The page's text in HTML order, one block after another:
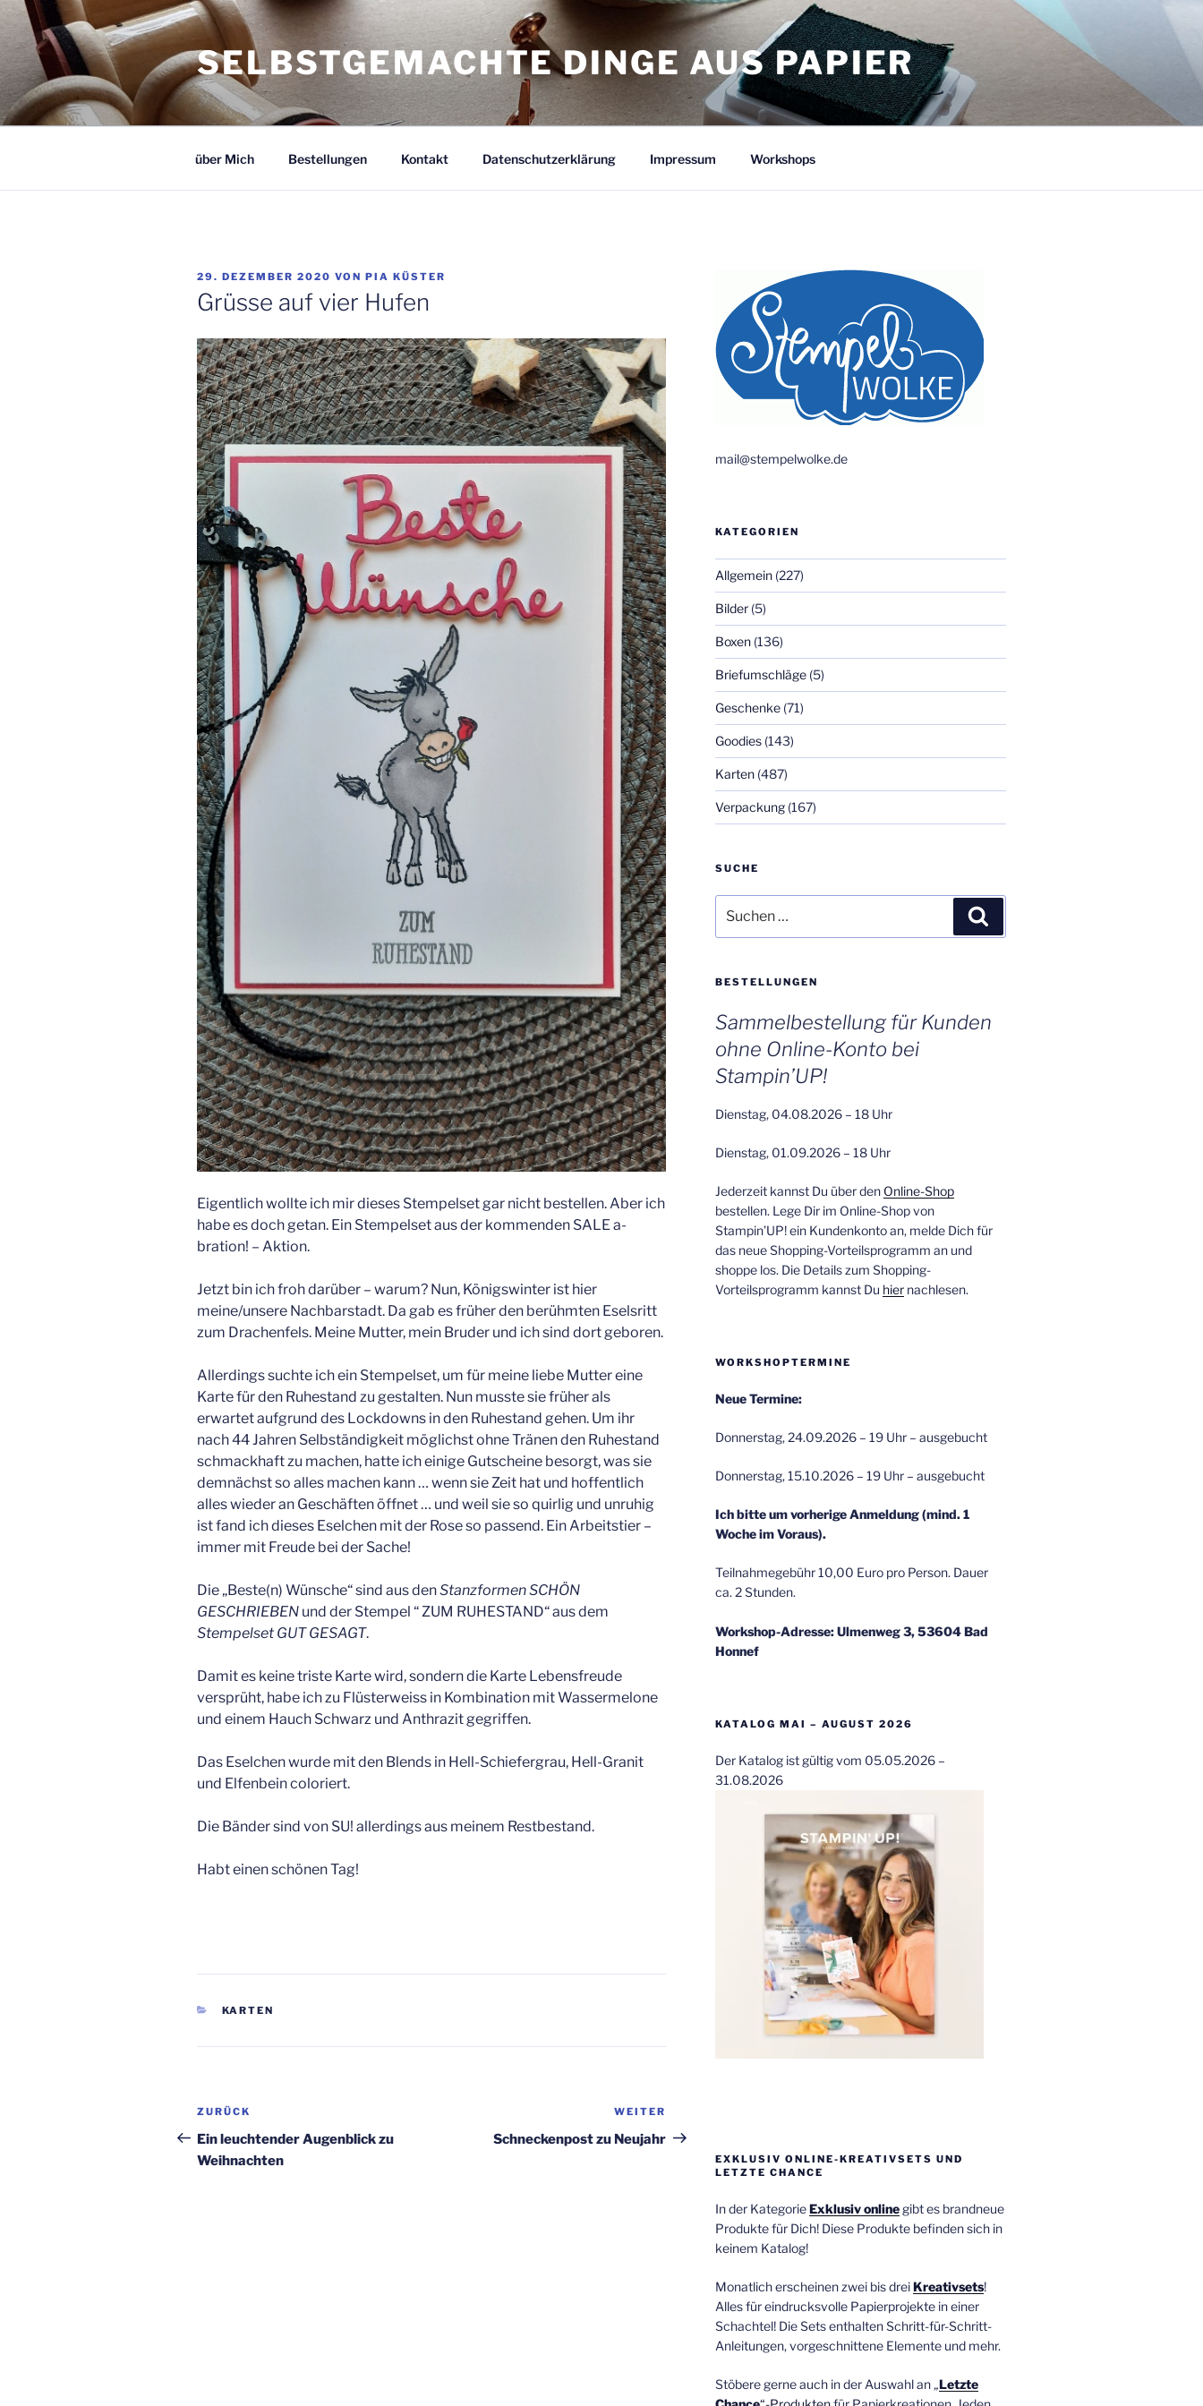
Zum
Inhalt
springen
SELBSTGEMACHTE DINGE AUS PAPIER
über Mich Bestellungen Kontakt Datenschutzerklärung Impressum Workshops
VERÖFFENTLICHT
AM
29. DEZEMBER 2020 VON PIA KÜSTER
Grüsse auf vier Hufen
Eigentlich wollte ich mir dieses Stempelset gar nicht bestellen. Aber ich
habe es doch getan. Ein Stempelset aus der kommenden SALE a-
bration! – Aktion.
Jetzt bin ich froh darüber – warum? Nun, Königswinter ist hier
meine/unsere Nachbarstadt. Da gab es früher den berühmten Eselsritt
zum Drachenfels. Meine Mutter, mein Bruder und ich sind dort geboren.
Allerdings suchte ich ein Stempelset, um für meine liebe Mutter eine
Karte für den Ruhestand zu gestalten. Nun musste sie früher als
erwartet aufgrund des Lockdowns in den Ruhestand gehen. Um ihr
nach 44 Jahren Selbständigkeit möglichst ohne Tränen den Ruhestand
schmackhaft zu machen, hatte ich einige Gutscheine besorgt, was sie
demnächst so alles machen kann … wenn sie Zeit hat und hoffentlich
alles wieder an Geschäften öffnet … und weil sie so quirlig und unruhig
ist fand ich dieses Eselchen mit der Rose so passend. Ein Arbeitstier –
immer mit Freude bei der Sache!
Die „Beste(n) Wünsche“ sind aus denStanzformen SCHÖN
GESCHRIEBEN und der Stempel “ ZUM RUHESTAND“ aus dem
Stempelset GUT GESAGT.
Damit es keine triste Karte wird, sondern die Karte Lebensfreude
versprüht, habe ich zu Flüsterweiss in Kombination mit Wassermelone
und einem Hauch Schwarz und Anthrazit gegriffen.
Das Eselchen wurde mit den Blends in Hell-Schiefergrau, Hell-Granit
und Elfenbein coloriert.
Die Bänder sind von SU! allerdings aus meinem Restbestand.
Habt einen schönen Tag!
KATEGORIEN
KARTEN
Beitragsnavigation
Vorheriger
Beitrag
ZURÜCK
Ein leuchtender Augenblick zu
Weihnachten
Beitrag
WEITER
Schneckenpost zu Neujahr
mail@stempelwolke.de
KATEGORIEN
Allgemein(227)
Bilder(5)
Boxen(136)
Briefumschläge(5)
Geschenke(71)
Goodies(143)
Karten(487)
Verpackung(167)
SUCHE
nach:
BESTELLUNGEN
Sammelbestellung für Kunden
ohne Online-Konto bei
Stampin’UP!
Dienstag, 04.08.2026 – 18 Uhr
Dienstag, 01.09.2026 – 18 Uhr
Jederzeit kannst Du über den Online-Shop
bestellen. Lege Dir im Online-Shop von
Stampin’UP! ein Kundenkonto an, melde Dich für
das neue Shopping-Vorteilsprogramm an und
shoppe los. Die Details zum Shopping-
Vorteilsprogramm kannst Du hiernachlesen.
WORKSHOPTERMINE
Neue Termine:
Donnerstag, 24.09.2026 – 19 Uhr – ausgebucht
Donnerstag, 15.10.2026 – 19 Uhr – ausgebucht
Ich bitte um vorherige Anmeldung (mind. 1
Woche im Voraus).
Teilnahmegebühr 10,00 Euro pro Person. Dauer
ca. 2 Stunden.
Workshop-Adresse: Ulmenweg 3, 53604 Bad
Honnef
KATALOG MAI – AUGUST 2026
Der Katalog ist gültig vom 05.05.2026 –
31.08.2026
EXKLUSIV ONLINE-KREATIVSETS UND
LETZTE CHANCE
In der KategorieExklusiv onlinegibt es brandneue
Produkte für Dich! Diese Produkte befinden sich in
keinem Katalog!
Monatlich erscheinen zwei bis drei Kreativsets!
Alles für eindrucksvolle Papierprojekte in einer
Schachtel! Die Sets enthalten Schritt-für-Schritt-
Anleitungen, vorgeschnittene Elemente und mehr.
Stöbere gerne auch in der Auswahl an „Letzte